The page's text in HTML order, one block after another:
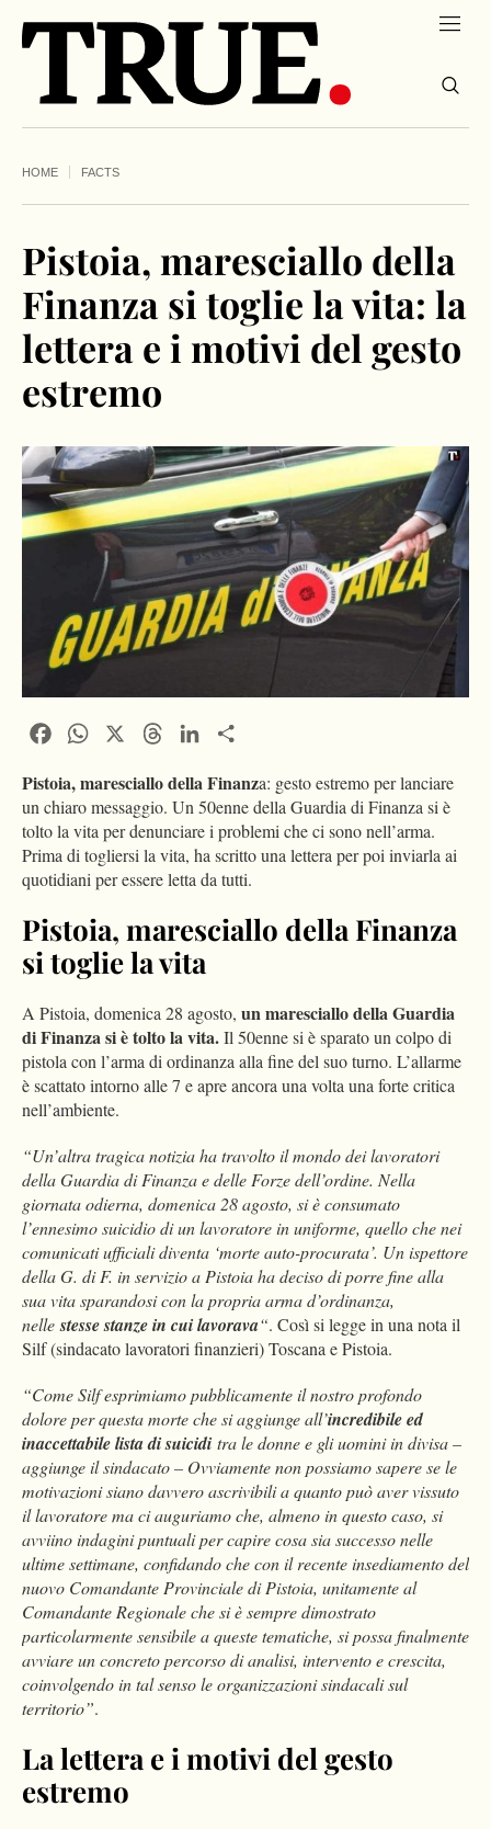
HOME FACTS
Pistoia, maresciallo della
Finanza si toglie la vita: la
lettera e i motivi del gesto
estremo
FacebookWhatsApp ThreadsLinkedIn
Pistoia, maresciallo della Finanza: gesto estremo per lanciare
un chiaro messaggio. Un 50enne della Guardia di Finanza si è
tolto la vita per denunciare i problemi che ci sono nell’arma.
Prima di togliersi la vita, ha scritto una lettera per poi inviarla ai
quotidiani per essere letta da tutti.
Pistoia, maresciallo della Finanza
si toglie la vita
A Pistoia, domenica 28 agosto, un maresciallo della Guardia
di Finanza si è tolto la vita.Il 50enne si è sparato un colpo di
pistola con l’arma di ordinanza alla fine del suo turno. L’allarme
è scattato intorno alle 7 e apre ancora una volta una forte critica
nell’ambiente.
“Un’altra tragica notizia ha travolto il mondo dei lavoratori
della Guardia di Finanza e delle Forze dell’ordine. Nella
giornata odierna, domenica 28 agosto, si è consumato
l’ennesimo suicidio di un lavoratore in uniforme, quello che nei
comunicati ufficiali diventa ‘morte auto-procurata’. Un ispettore
della G. di F. in servizio a Pistoia ha deciso di porre fine alla
sua vita sparandosi con la propria arma d’ordinanza,
nellestesse stanze in cui lavorava“. Così si legge in una nota il
Silf (sindacato lavoratori finanzieri) Toscana e Pistoia.
“Come Silf esprimiamo pubblicamente il nostro profondo
dolore per questa morte che si aggiunge all’incredibile ed
inaccettabile lista di suicidi tra le donne e gli uomini in divisa –
aggiunge il sindacato – Ovviamente non possiamo sapere se le
motivazioni siano davvero ascrivibili a quanto può aver vissuto
il lavoratore ma ci auguriamo che, almeno in questo caso, si
avviino indagini puntuali per capire cosa sia successo nelle
ultime settimane, confidando che con il recente insediamento del
nuovo Comandante Provinciale di Pistoia, unitamente al
Comandante Regionale che si è sempre dimostrato
particolarmente sensibile a queste tematiche, si possa finalmente
avviare un concreto percorso di analisi, intervento e crescita,
coinvolgendo in tal senso le organizzazioni sindacali sul
territorio”.
La lettera e i motivi del gesto
estremo